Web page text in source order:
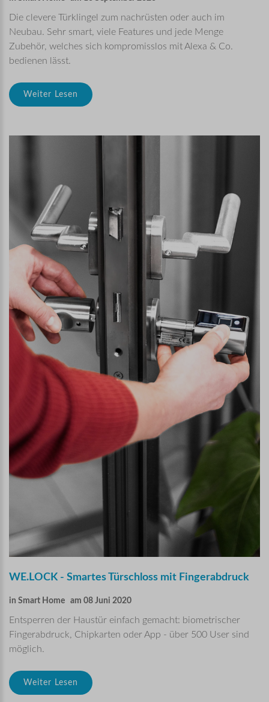
Die clevere Türklingel zum nachrüsten oder auch im
Neubau. Sehr smart, viele Features und jede Menge
Zubehör, welches sich kompromisslos mit Alexa & Co.
bedienen lässt.
Weiter Lesen
WE.LOCK - Smartes Türschloss mit Fingerabdruck
in Smart Home am 08 Juni 2020
Entsperren der Haustür einfach gemacht: biometrischer
Fingerabdruck, Chipkarten oder App - über 500 User sind
möglich.
Weiter Lesen